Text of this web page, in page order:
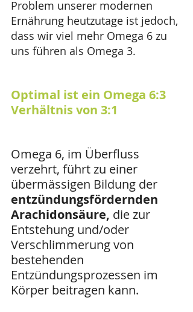
Problem unserer modernen
Ernährung heutzutage ist jedoch,
dass wir viel mehr Omega 6 zu
uns führen als Omega 3.
Optimal ist ein Omega 6:3
Verhältnis von 3:1
Omega 6, im Überfluss
verzehrt, führt zu einer
übermässigen Bildung der
entzündungsfördernden
Arachidonsäure, die zur
Entstehung und/oder
Verschlimmerung von
bestehenden
Entzündungsprozessen im
Körper beitragen kann.